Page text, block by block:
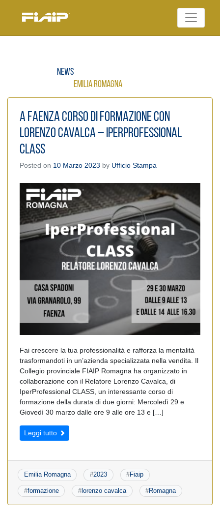
Federazione Italiana
News
Emilia Romagna
A Faenza corso di formazione con
Lorenzo Cavalca – IperProfessional
CLASS
Posted on 10 Marzo 2023 by Ufficio Stampa
Fai crescere la tua professionalità e rafforza la mentalità
trasformandoti in un’azienda specializzata nella vendita. Il
Collegio provinciale FIAIP Romagna ha organizzato in
collaborazione con il Relatore Lorenzo Cavalca, di
IperProfessional CLASS, un interessante corso di
formazione della durata di due giorni: Mercoledì 29 e
Giovedì 30 marzo dalle ore 9 alle ore 13 e […]
Leggi tutto
Emilia Romagna #2023 #Fiaip
#formazione #lorenzo cavalca #Romagna